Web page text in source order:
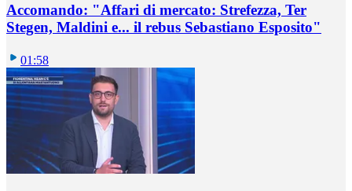
Accomando: "Affari di mercato: Strefezza, Ter
Stegen, Maldini e... il rebus Sebastiano Esposito"
01:58